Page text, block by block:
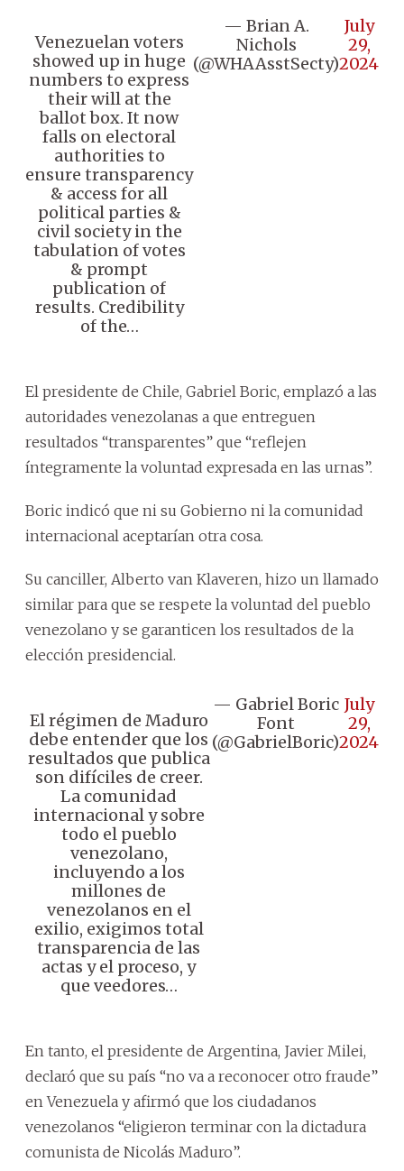
Venezuelan voters
showed up in huge
numbers to express
their will at the
ballot box. It now
falls on electoral
authorities to
ensure transparency
& access for all
political parties &
civil society in the
tabulation of votes
& prompt
publication of
results. Credibility
of the…
— Brian A.
Nichols
(@WHAAsstSecty)
July
29,
2024
El presidente de Chile, Gabriel Boric, emplazó a las
autoridades venezolanas a que entreguen
resultados “transparentes” que “reflejen
íntegramente la voluntad expresada en las urnas”.
Boric indicó que ni su Gobierno ni la comunidad
internacional aceptarían otra cosa.
Su canciller, Alberto van Klaveren, hizo un llamado
similar para que se respete la voluntad del pueblo
venezolano y se garanticen los resultados de la
elección presidencial.
El régimen de Maduro
debe entender que los
resultados que publica
son difíciles de creer.
La comunidad
internacional y sobre
todo el pueblo
venezolano,
incluyendo a los
millones de
venezolanos en el
exilio, exigimos total
transparencia de las
actas y el proceso, y
que veedores…
— Gabriel Boric
Font
(@GabrielBoric)
July
29,
2024
En tanto, el presidente de Argentina, Javier Milei,
declaró que su país “no va a reconocer otro fraude”
en Venezuela y afirmó que los ciudadanos
venezolanos “eligieron terminar con la dictadura
comunista de Nicolás Maduro”.